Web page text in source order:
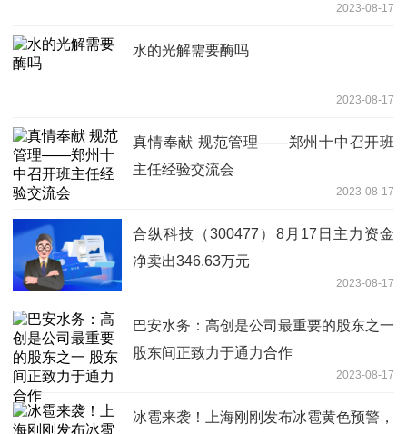
2023-08-17
水的光解需要酶吗
2023-08-17
真情奉献 规范管理——郑州十中召开班
主任经验交流会
2023-08-17
合纵科技（300477）8月17日主力资金
净卖出346.63万元
2023-08-17
巴安水务：高创是公司最重要的股东之一
股东间正致力于通力合作
2023-08-17
冰雹来袭！上海刚刚发布冰雹黄色预警，